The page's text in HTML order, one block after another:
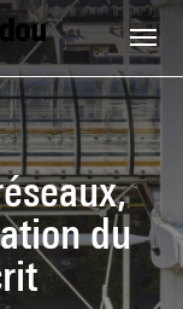
du